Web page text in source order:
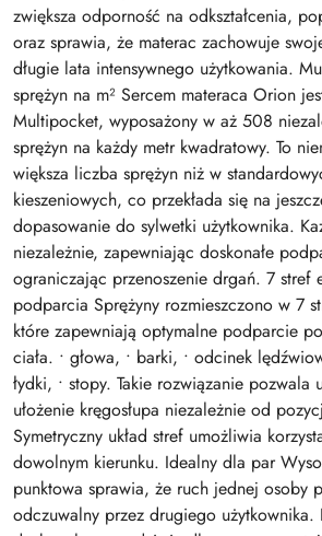
zwiększa odporność na odkształcenia,
oraz sprawia, że materac zachowuje
długie lata intensywnego użytkowania.
sprężyn na m² Sercem materaca Orion
Multipocket, wyposażony w aż 508
sprężyn na każdy metr kwadratowy. To
większa liczba sprężyn niż w
kieszeniowych, co przekłada się na
dopasowanie do sylwetki użytkownika.
niezależnie, zapewniając doskonałe
ograniczając przenoszenie drgań. 7 stref
podparcia Sprężyny rozmieszczono w 7
które zapewniają optymalne podparcie
ciała. • głowa, • barki, • odcinek
łydki, • stopy. Takie rozwiązanie pozwala
ułożenie kręgosłupa niezależnie od
Symetryczny układ stref umożliwia
dowolnym kierunku. Idealny dla par
punktowa sprawia, że ruch jednej osoby
odczuwalny przez drugiego